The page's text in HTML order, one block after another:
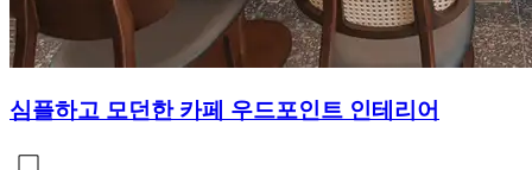
심플하고 모던한 카페 우드포인트 인테리어